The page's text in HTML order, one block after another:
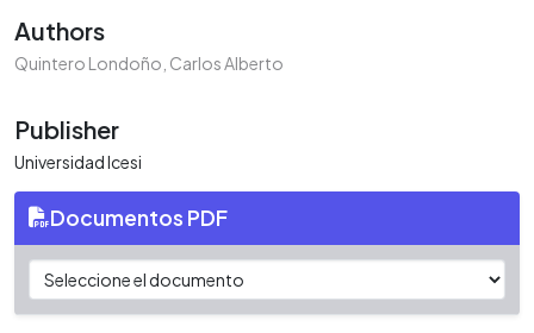
Authors
Quintero Londoño, Carlos Alberto
Publisher
Universidad Icesi
Documentos PDF